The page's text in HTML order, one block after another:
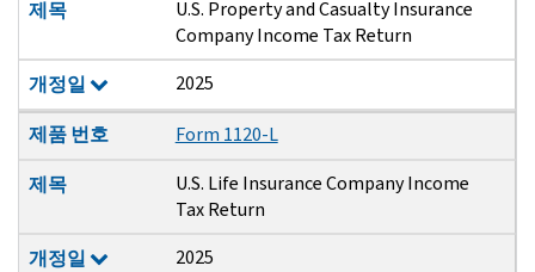
제목
U.S. Property and Casualty Insurance
Company Income Tax Return
개정일
2025
제품 번호
Form 1120-L
제목
U.S. Life Insurance Company Income
Tax Return
개정일
2025